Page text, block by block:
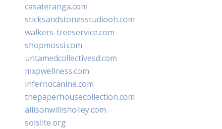
casateranga.com
sticksandstonesstudiooh.com
walkers-treeservice.com
shopmossi.com
untamedcollectivesd.com
mxpwellness.com
infernocanine.com
thepaperhousecollection.com
allisonwillisholley.com
solslite.org